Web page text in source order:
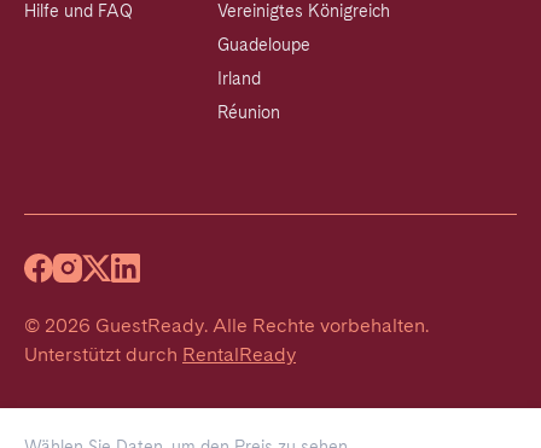
Hilfe und FAQ
Vereinigtes Königreich
Guadeloupe
Irland
Réunion
© 2026 GuestReady. Alle Rechte vorbehalten.
Unterstützt durch RentalReady